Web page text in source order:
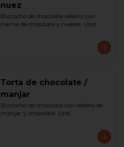
nuez
Bizcocho de chocolate relleno con
crema de chocolate y nueces. Und.
Torta de chocolate /
manjar
Bizcocho de chocolate con relleno de
manjar y chocolate. Und.